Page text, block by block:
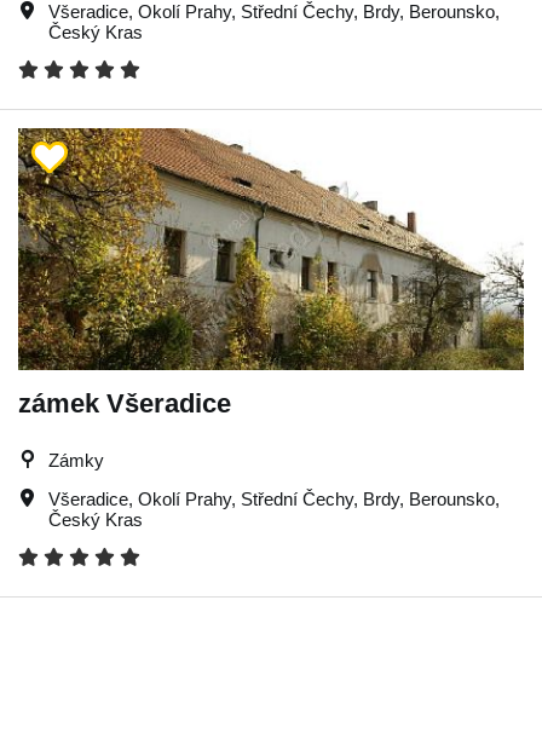
Všeradice, Okolí Prahy, Střední Čechy, Brdy, Berounsko,
Český Kras
zámek Všeradice
Zámky
Všeradice, Okolí Prahy, Střední Čechy, Brdy, Berounsko,
Český Kras